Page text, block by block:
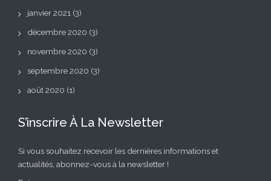
janvier 2021 (3)
décembre 2020 (3)
novembre 2020 (3)
septembre 2020 (3)
août 2020 (1)
S’inscrire À La Newsletter
Si vous souhaitez recevoir les dernières informations et
actualités, abonnez-vous à la newsletter !